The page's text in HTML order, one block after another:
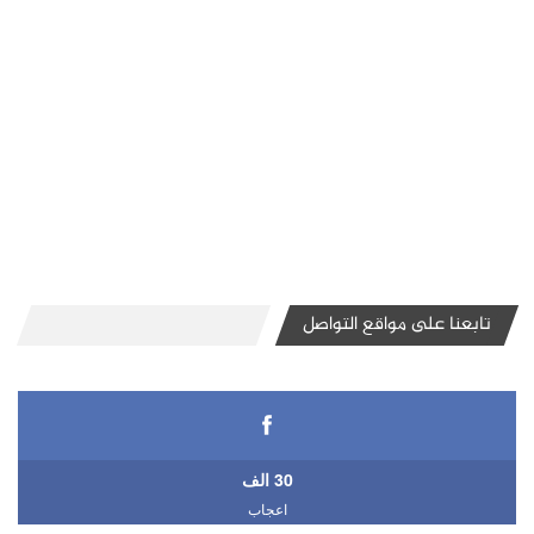
تابعنا على مواقع التواصل
30 الف
اعجاب